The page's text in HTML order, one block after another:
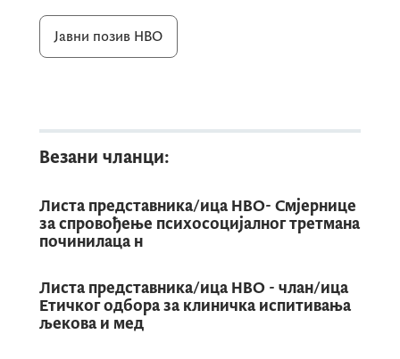
Јавни позив НВО
Везани чланци:
Листа представника/ица НВО- Смјернице
за спровођење психосоцијалног третмана
починилаца н
Листа представника/ица НВО - члан/ица
Етичког одбора за клиничка испитивања
љекова и мед